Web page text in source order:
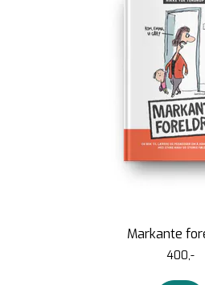
Markante
400,-